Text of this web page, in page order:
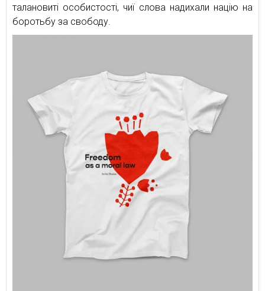
талановиті особистості, чиї слова надихали націю на
боротьбу за свободу.